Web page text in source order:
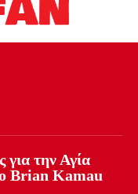
την Αγία
Brian Kamau